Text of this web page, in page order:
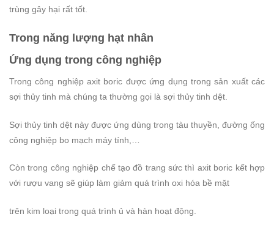
trùng gây hại rất tốt.
Trong năng lượng hạt nhân
Ứng dụng trong công nghiệp
Trong công nghiệp axit boric được ứng dụng trong sản xuất các
sợi thủy tinh mà chúng ta thường gọi là sợi thủy tinh dệt.
Sợi thủy tinh dệt này được ứng dùng trong tàu thuyền, đường ống
công nghiệp bo mạch máy tính,…
Còn trong công nghiệp chế tạo đồ trang sức thì axit boric kết hợp
với rượu vang sẽ giúp làm giảm quá trình oxi hóa bề mặt
trên kim loại trong quá trình ủ và hàn hoạt động.